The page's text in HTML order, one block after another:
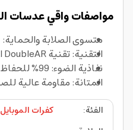
مواصفات واقي عدسات
متسوى الصلابة والحماية: 9H
التقنية: تقنية DoubleAR المضادة للانعكاس.
نفاذية الضوء: 99% للحفاظ على جودة الصورة.
المتانة: مقاومة عالية
الفئة:
كفرات